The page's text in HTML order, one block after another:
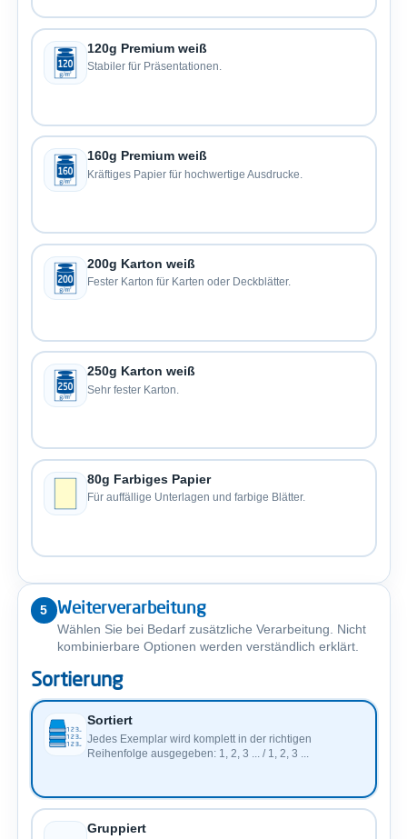
120g Premium weiß
Stabiler für Präsentationen.
160g Premium weiß
Kräftiges Papier für hochwertige Ausdrucke.
200g Karton weiß
Fester Karton für Karten oder Deckblätter.
250g Karton weiß
Sehr fester Karton.
80g Farbiges Papier
Für auffällige Unterlagen und farbige Blätter.
5 Weiterverarbeitung
Wählen Sie bei Bedarf zusätzliche Verarbeitung. Nicht
kombinierbare Optionen werden verständlich erklärt.
Sortierung
Sortiert
Jedes Exemplar wird komplett in der richtigen
Reihenfolge ausgegeben: 1, 2, 3 ... / 1, 2, 3 ...
Gruppiert